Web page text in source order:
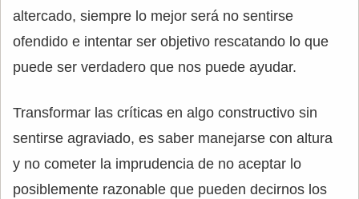
altercado, siempre lo mejor será no sentirse
ofendido e intentar ser objetivo rescatando lo que
puede ser verdadero que nos puede ayudar.
Transformar las críticas en algo constructivo sin
sentirse agraviado, es saber manejarse con altura
y no cometer la imprudencia de no aceptar lo
posiblemente razonable que pueden decirnos los